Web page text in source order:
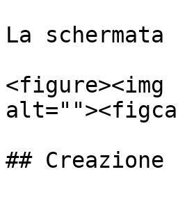
La
## Creazione